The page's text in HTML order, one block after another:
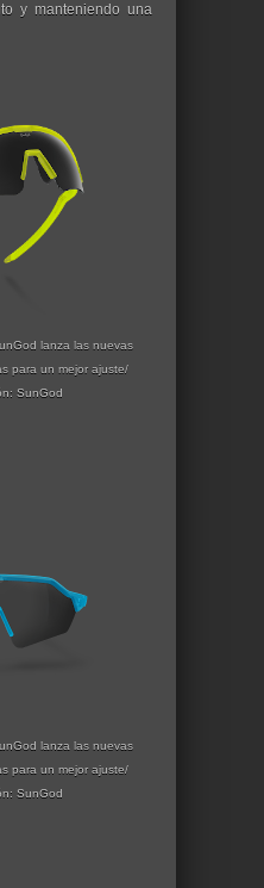
y manteniendo una
lanza las nuevas
para un mejor ajuste/
SunGod
lanza las nuevas
para un mejor ajuste/
SunGod